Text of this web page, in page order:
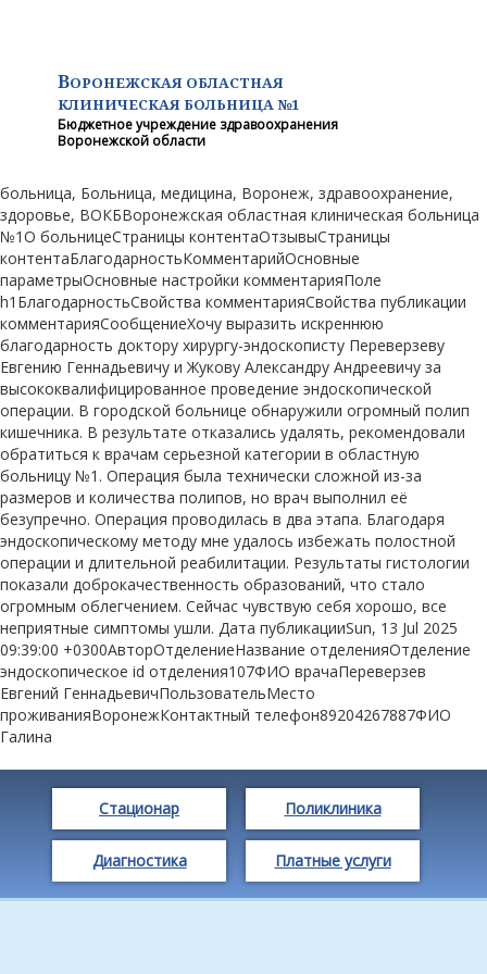
ВОРОНЕЖСКАЯ ОБЛАСТНАЯ
КЛИНИЧЕСКАЯ БОЛЬНИЦА №1
Бюджетное учреждение здравоохранения
Воронежской области
больница, Больница, медицина, Воронеж, здравоохранение,
здоровье, ВОКБВоронежская областная клиническая больница
№1О больницеСтраницы контентаОтзывыСтраницы
контентаБлагодарностьКомментарийОсновные
параметрыОсновные настройки комментарияПоле
h1БлагодарностьСвойства комментарияСвойства публикации
комментарияСообщениеХочу выразить искреннюю
благодарность доктору хирургу-эндоскописту Переверзеву
Евгению Геннадьевичу и Жукову Александру Андреевичу за
высококвалифицированное проведение эндоскопической
операции. В городской больнице обнаружили огромный полип
кишечника. В результате отказались удалять, рекомендовали
обратиться к врачам серьезной категории в областную
больницу №1. Операция была технически сложной из-за
размеров и количества полипов, но врач выполнил её
безупречно. Операция проводилась в два этапа. Благодаря
эндоскопическому методу мне удалось избежать полостной
операции и длительной реабилитации. Результаты гистологии
показали доброкачественность образований, что стало
огромным облегчением. Сейчас чувствую себя хорошо, все
неприятные симптомы ушли. Дата публикацииSun, 13 Jul 2025
09:39:00 +0300АвторОтделениеНазвание отделенияОтделение
эндоскопическое id отделения107ФИО врачаПереверзев
Евгений ГеннадьевичПользовательМесто
проживанияВоронежКонтактный телефон89204267887ФИО
Галина
Стационар Поликлиника
Диагностика Платные услуги